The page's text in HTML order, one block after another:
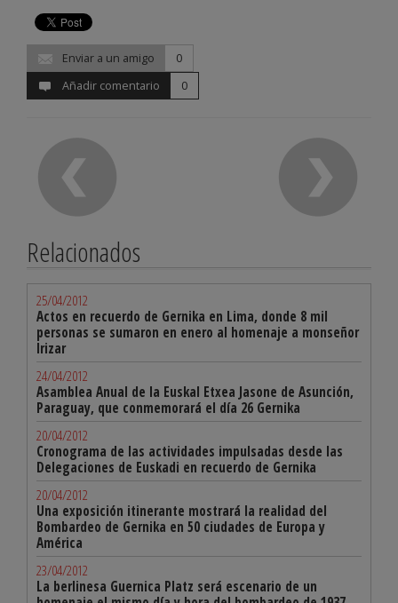
Enviar a un amigo
0
Añadir comentario
0
Relacionados
25/04/2012
Actos en recuerdo de Gernika en Lima, donde 8 mil
personas se sumaron en enero al homenaje a monseñor
Irizar
24/04/2012
Asamblea Anual de la Euskal Etxea Jasone de Asunción,
Paraguay, que conmemorará el día 26 Gernika
20/04/2012
Cronograma de las actividades impulsadas desde las
Delegaciones de Euskadi en recuerdo de Gernika
20/04/2012
Una exposición itinerante mostrará la realidad del
Bombardeo de Gernika en 50 ciudades de Europa y
América
23/04/2012
La berlinesa Guernica Platz será escenario de un